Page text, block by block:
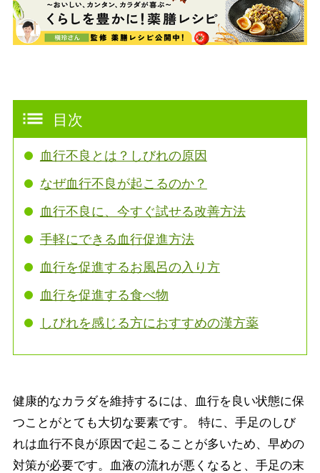
目次
血行不良とは？しびれの原因
なぜ血行不良が起こるのか？
血行不良に、今すぐ試せる改善方法
手軽にできる血行促進方法
血行を促進するお風呂の入り方
血行を促進する食べ物
しびれを感じる方におすすめの漢方薬
健康的なカラダを維持するには、血行を良い状態に保
つことがとても大切な要素です。 特に、手足のしび
れは血行不良が原因で起こることが多いため、早めの
対策が必要です。血液の流れが悪くなると、手足の末